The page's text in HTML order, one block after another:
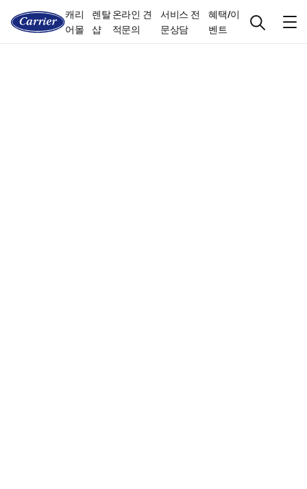
캐리
어몰
렌탈
샵
온라인 견
적문의
서비스 전
문상담
혜택/이
벤트